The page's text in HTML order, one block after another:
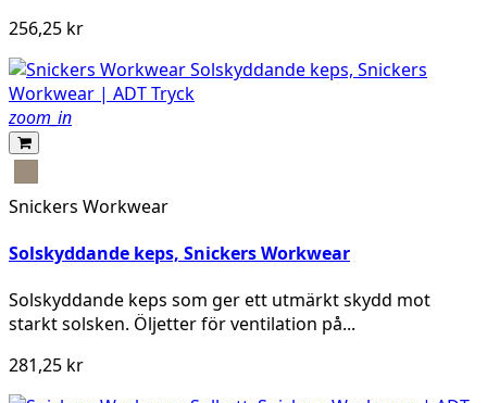
256,25 kr
zoom_in
Snickers Workwear
Solskyddande keps, Snickers Workwear
Solskyddande keps som ger ett utmärkt skydd mot
starkt solsken. Öljetter för ventilation på...
281,25 kr